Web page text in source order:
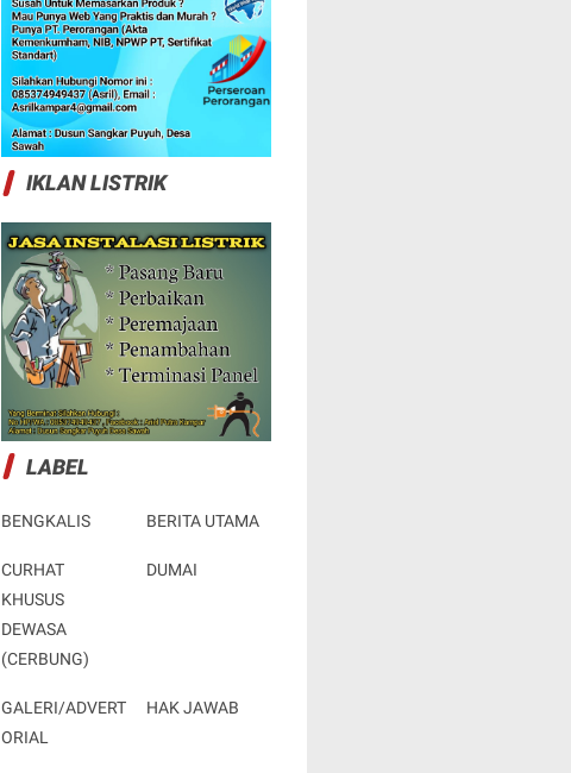
IKLAN LISTRIK
LABEL
BENGKALIS BERITA UTAMA
CURHAT
KHUSUS
DEWASA
(CERBUNG)
DUMAI
GALERI/ADVERT
ORIAL
HAK JAWAB